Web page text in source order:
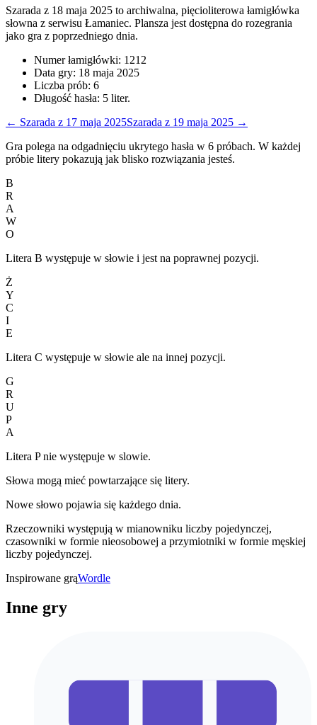
Szarada z 18 maja 2025 to archiwalna, pięcioliterowa łamigłówka
słowna z serwisu Łamaniec. Plansza jest dostępna do rozegrania
jako gra z poprzedniego dnia.
Numer łamigłówki: 1212
Data gry: 18 maja 2025
Liczba prób: 6
Długość hasła: 5 liter.
← Szarada z 17 maja 2025Szarada z 19 maja 2025 →
Gra polega na odgadnięciu ukrytego hasła w 6 próbach. W każdej
próbie litery pokazują jak blisko rozwiązania jesteś.
B
R
A
W
O
Litera B występuje w słowie i jest na poprawnej pozycji.
Ż
Y
C
I
E
Litera C występuje w słowie ale na innej pozycji.
G
R
U
P
A
Litera P nie występuje w slowie.
Słowa mogą mieć powtarzające się litery.
Nowe słowo pojawia się każdego dnia.
Rzeczowniki występują w mianowniku liczby pojedynczej,
czasowniki w formie nieosobowej a przymiotniki w formie męskiej
liczby pojedynczej.
Inspirowane grąWordle
Inne gry